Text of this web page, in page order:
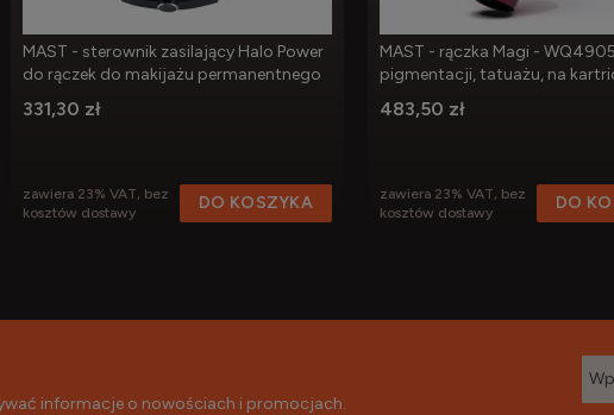
MAST - sterownik zasilający Halo Power
do rączek do makijażu permanentnego
331,30 zł
zawiera 23% VAT, bez
kosztów dostawy
DO KOSZYKA
MAST - rączka Magi -
pigmentacji, tatuażu, na
483,50 zł
zawiera 23% VAT, bez
kosztów dostawy
DO
informacje o nowościach i promocjach.